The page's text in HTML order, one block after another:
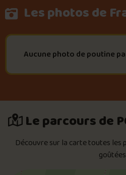
Les photos de
Aucune photo de poutine
Le parcours de
Découvre sur la carte toutes les